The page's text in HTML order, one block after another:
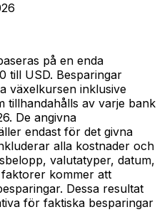
på en enda
till USD. Besparingar
växelkursen inklusive
tillhandahålls av varje bank
De angivna
endast för det givna
alla kostnader och
valutatyper, datum,
kommer att
Dessa resultat
för faktiska besparingar